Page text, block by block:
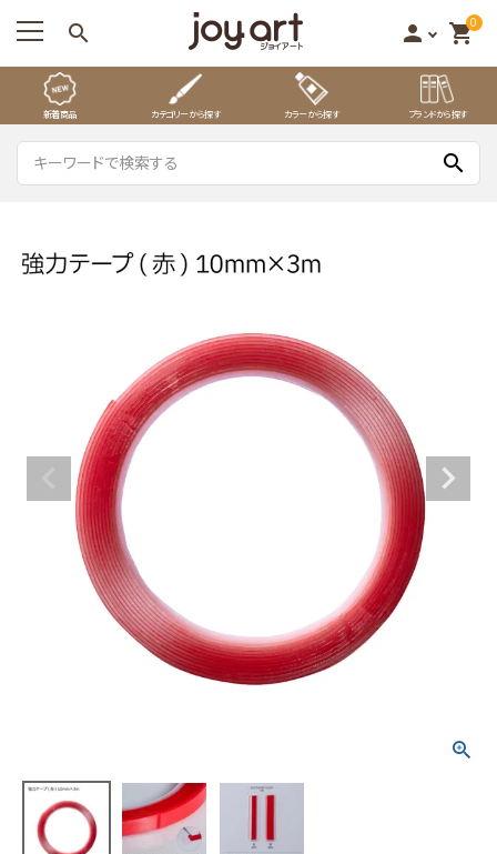
search person 0
shopping_cart
新着商品 カテゴリーから探す カラーから探す ブランドから探す
search